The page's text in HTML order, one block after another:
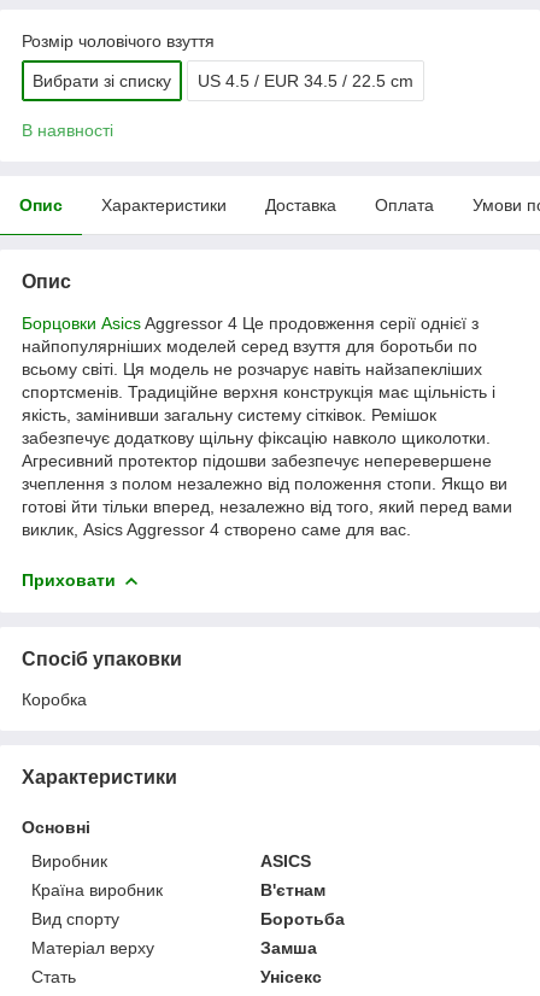
Розмір чоловічого взуття
Вибрати зі списку US 4.5 / EUR 34.5 / 22.5 cm
В наявності
Опис Характеристики Доставка Оплата Умови
Опис
Борцовки AsicsAggressor 4 Це продовження серії однієї з
найпопулярніших моделей серед взуття для боротьби по
всьому світі. Ця модель не розчарує навіть найзапекліших
спортсменів. Традиційне верхня конструкція має щільність і
якість, замінивши загальну систему сітківок. Ремішок
забезпечує додаткову щільну фіксацію навколо щиколотки.
Агресивний протектор підошви забезпечує неперевершене
зчеплення з полом незалежно від положення стопи. Якщо ви
готові йти тільки вперед, незалежно від того, який перед вами
виклик, Asics Aggressor 4 створено саме для вас.
Приховати
Спосіб упаковки
Коробка
Характеристики
Основні
Виробник
ASICS
Країна виробник
В'єтнам
Вид спорту
Боротьба
Матеріал верху
Замша
Стать
Унісекс